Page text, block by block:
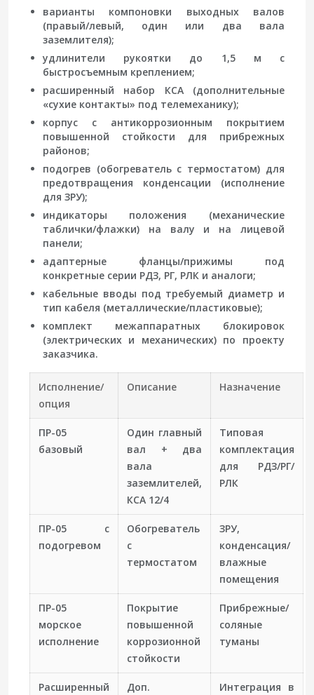
варианты компоновки выходных валов
(правый/левый, один или два вала
заземлителя);
удлинители рукоятки до 1,5 м с
быстросъемным креплением;
расширенный набор КСА (дополнительные
«сухие контакты» под телемеханику);
корпус с антикоррозионным покрытием
повышенной стойкости для прибрежных
районов;
подогрев (обогреватель с термостатом) для
предотвращения конденсации (исполнение
для ЗРУ);
индикаторы положения (механические
таблички/флажки) на валу и на лицевой
панели;
адаптерные фланцы/прижимы под
конкретные серии РДЗ, РГ, РЛК и аналоги;
кабельные вводы под требуемый диаметр и
тип кабеля (металлические/пластиковые);
комплект межаппаратных блокировок
(электрических и механических) по проекту
заказчика.
Исполнение/
опция
Описание Назначение
ПР-05
базовый
Один главный
вал + два
вала
заземлителей,
КСА 12/4
Типовая
комплектация
для РДЗ/РГ/
РЛК
ПР-05 с
подогревом
Обогреватель
с
термостатом
ЗРУ,
конденсация/
влажные
помещения
ПР-05
морское
исполнение
Покрытие
повышенной
коррозионной
стойкости
Прибрежные/
соляные
туманы
Расширенный
Доп.
Интеграция в